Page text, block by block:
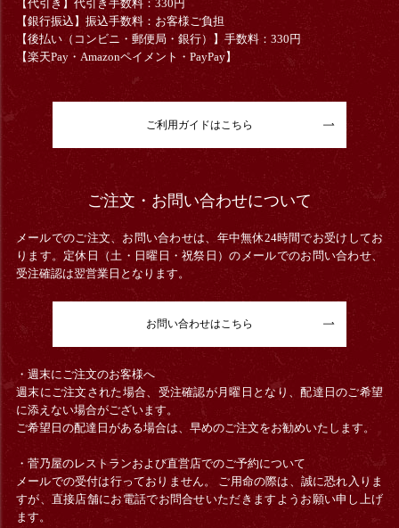
【代引き】代引き手数料：330円
【銀行振込】振込手数料：お客様ご負担
【後払い（コンビニ・郵便局・銀行）】手数料：330円
【楽天Pay・Amazonペイメント・PayPay】
ご利用ガイドはこちら
ご注文・お問い合わせについて
メールでのご注文、お問い合わせは、年中無休24時間でお受けしてお
ります。定休日（土・日曜日・祝祭日）のメールでのお問い合わせ、
受注確認は翌営業日となります。
お問い合わせはこちら
・週末にご注文のお客様へ
週末にご注文された場合、受注確認が月曜日となり、配達日のご希望
に添えない場合がございます。
ご希望日の配達日がある場合は、早めのご注文をお勧めいたします。
・菅乃屋のレストランおよび直営店でのご予約について
メールでの受付は行っておりません。 ご用命の際は、誠に恐れ入りま
すが、直接店舗にお電話でお問合せいただきますようお願い申し上げ
ます。